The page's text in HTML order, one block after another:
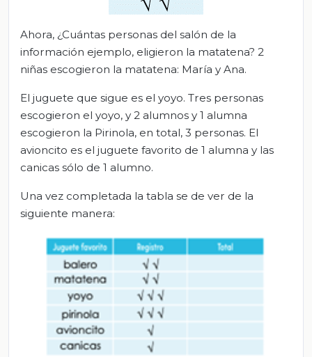
Ahora, ¿Cuántas personas del salón de la
información ejemplo, eligieron la matatena? 2
niñas escogieron la matatena: María y Ana.
El juguete que sigue es el yoyo. Tres personas
escogieron el yoyo, y 2 alumnos y 1 alumna
escogieron la Pirinola, en total, 3 personas. El
avioncito es el juguete favorito de 1 alumna y las
canicas sólo de 1 alumno.
Una vez completada la tabla se de ver de la
siguiente manera: